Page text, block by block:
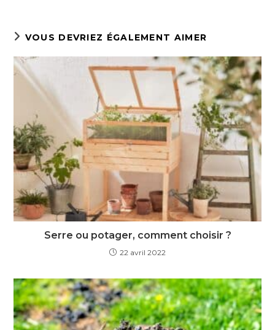
VOUS DEVRIEZ ÉGALEMENT AIMER
Serre ou potager, comment choisir ?
22 avril 2022